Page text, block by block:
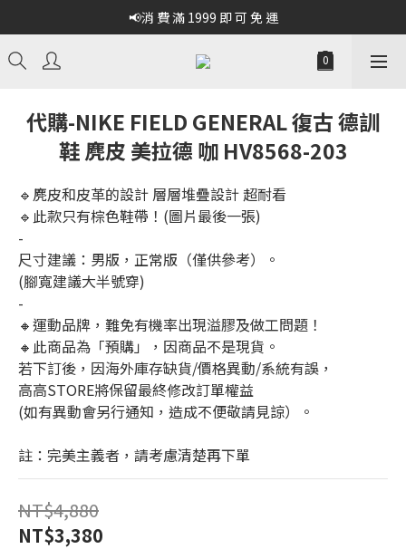
📢消 費 滿 1999 即 可 免 運
代購-NIKE FIELD GENERAL 復古 德訓
鞋 麂皮 美拉德 咖 HV8568-203
🔹麂皮和皮革的設計 層層堆疊設計 超耐看
🔹此款只有棕色鞋帶！(圖片最後一張)
-
尺寸建議：男版，正常版（僅供參考）。
(腳寬建議大半號穿)
-
🔸運動品牌，難免有機率出現溢膠及做工問題！
🔸此商品為「預購」，因商品不是現貨。
若下訂後，因海外庫存缺貨/價格異動/系統有誤，
高高STORE將保留最終修改訂單權益
(如有異動會另行通知，造成不便敬請見諒）。
註：完美主義者，請考慮清楚再下單
NT$4,880
NT$3,380